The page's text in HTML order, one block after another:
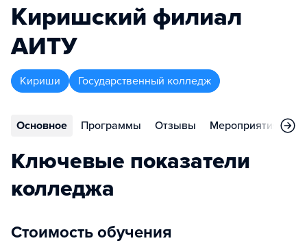
Киришский филиал
АИТУ
Кириши Государственный колледж
Основное Программы Отзывы Мероприятия
Ключевые показатели
колледжа
Стоимость обучения